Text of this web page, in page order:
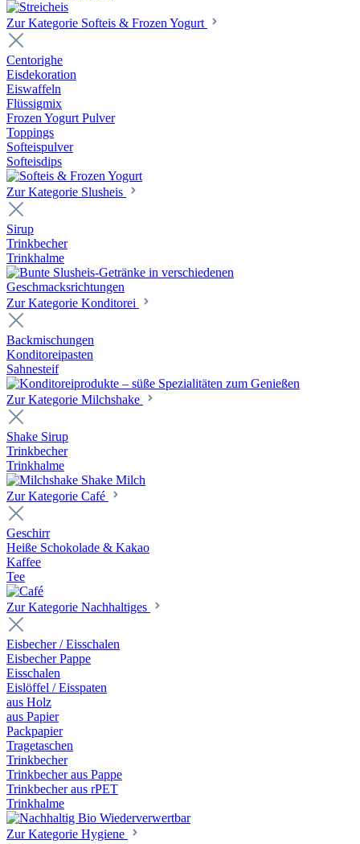
Zur Kategorie Softeis & Frozen Yogurt
Centorighe
Eisdekoration
Eiswaffeln
Flüssigmix
Frozen Yogurt Pulver
Toppings
Softeispulver
Softeisdips
Zur Kategorie Slusheis
Sirup
Trinkbecher
Trinkhalme
Zur Kategorie Konditorei
Backmischungen
Konditoreipasten
Sahnesteif
Zur Kategorie Milchshake
Shake Sirup
Trinkbecher
Trinkhalme
Zur Kategorie Café
Geschirr
Heiße Schokolade & Kakao
Kaffee
Tee
Zur Kategorie Nachhaltiges
Eisbecher / Eisschalen
Eisbecher Pappe
Eisschalen
Eislöffel / Eisspaten
aus Holz
aus Papier
Packpapier
Tragetaschen
Trinkbecher
Trinkbecher aus Pappe
Trinkbecher aus rPET
Trinkhalme
Zur Kategorie Hygiene